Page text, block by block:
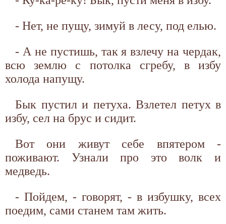
- Нет, не пущу, зимуй в лесу, под елью.
- А не пустишь, так я взлечу на чердак,
всю землю с потолка сгребу, в избу
холода напущу.
Бык пустил и петуха. Взлетел петух в
избу, сел на брус и сидит.
Вот они живут себе впятером -
поживают. Узнали про это волк и
медведь.
- Пойдем, - говорят, - в избушку, всех
поедим, сами станем там жить.